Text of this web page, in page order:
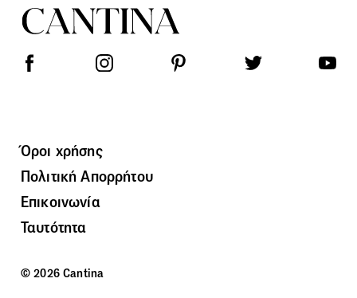
Όροι χρήσης
Πολιτική Απορρήτου
Επικοινωνία
Ταυτότητα
© 2026 Cantina